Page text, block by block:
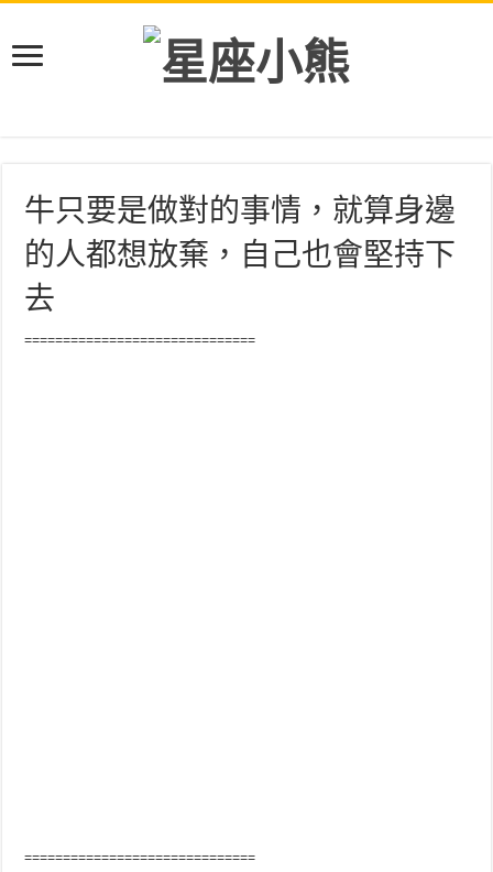
牛只要是做對的事情，就算身邊
的人都想放棄，自己也會堅持下
去
==============================
==============================